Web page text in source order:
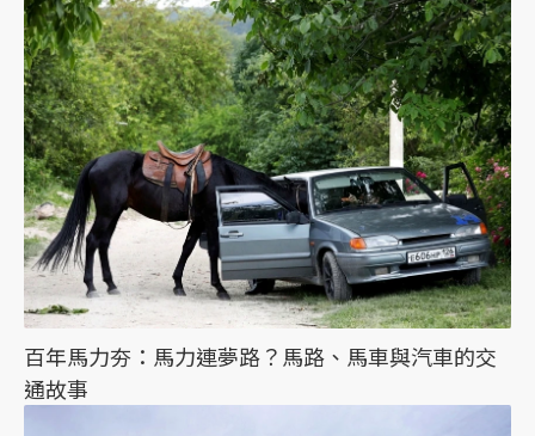
百年馬力夯：馬力連夢路？馬路、馬車與汽車的交
通故事